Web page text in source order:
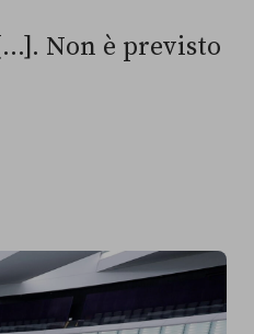
Non è previsto